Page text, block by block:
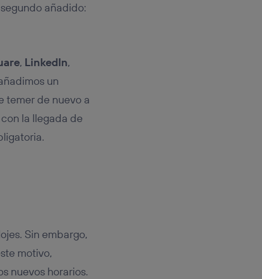
añadido:
, LinkedIn,
un
temer de nuevo a
con la llegada de
Sin embargo,
motivo,
nuevos horarios.